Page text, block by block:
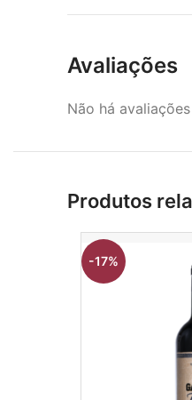
Avaliações
Não há
Produtos
-17%